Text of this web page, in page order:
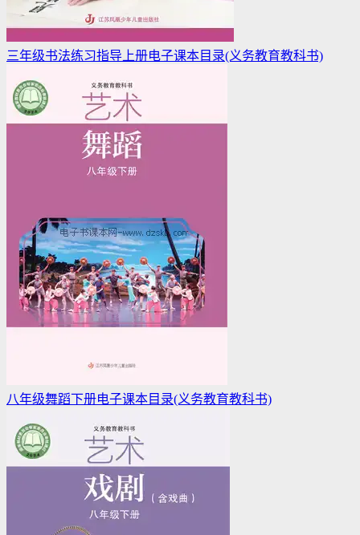
三年级书法练习指导上册电子课本目录(义务教育教科书)
八年级舞蹈下册电子课本目录(义务教育教科书)